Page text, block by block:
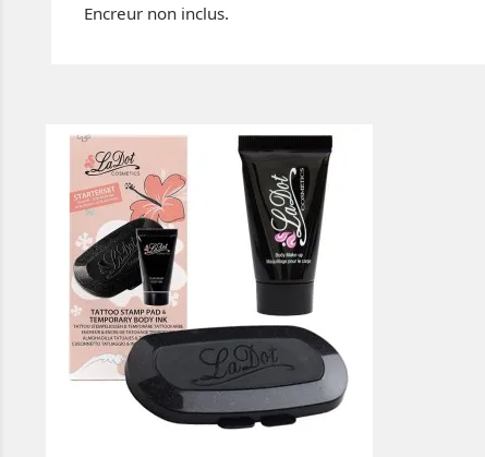
Encreur non inclus.